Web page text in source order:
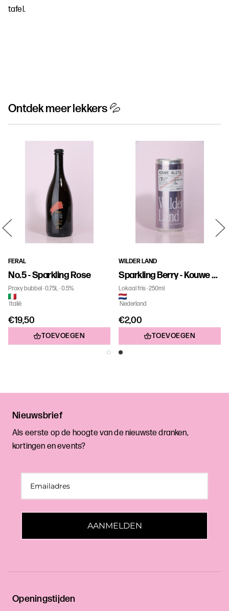
tafel.
Ontdek meer lekkers 💦
FERAL
No.5 - Sparkling Rose
Proxy bubbel 0,75L 0.5%
Italië
€19,50
TOEVOEGEN
WILDER LAND
Sparkling Berry - Kouwe Klets
Lokaal fris 250ml
Nederland
€2,00
TOEVOEGEN
Nieuwsbrief
Als eerste op de hoogte van de nieuwste dranken,
kortingen en events?
AANMELDEN
Openingstijden